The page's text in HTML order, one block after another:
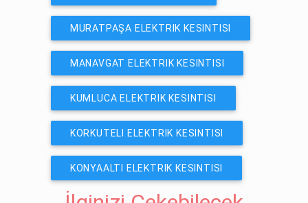
MURATPAŞA ELEKTRIK KESINTISI
MANAVGAT ELEKTRIK KESINTISI
KUMLUCA ELEKTRIK KESINTISI
KORKUTELI ELEKTRIK KESINTISI
KONYAALTI ELEKTRIK KESINTISI